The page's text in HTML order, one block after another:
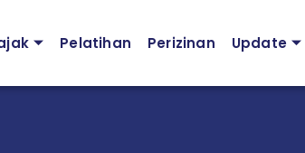
Pelatihan Perizinan Update